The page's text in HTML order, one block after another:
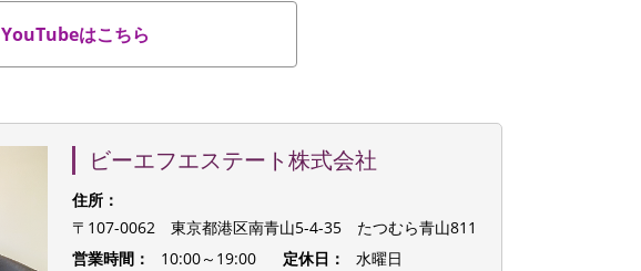
YouTubeはこちら
ビーエフエステート株式会社
住所：
〒107-0062 東京都港区南青山5-4-35 たつむら青山811
営業時間：
10:00～19:00 定休日：
水曜日